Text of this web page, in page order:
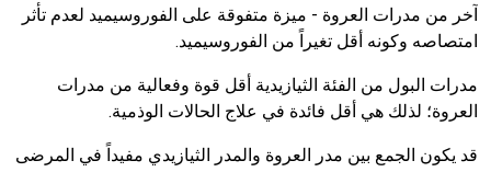
آخر من مدرات العروة - ميزة متفوقة على الفوروسيميد لعدم تأثر
امتصاصه وكونه أقل تغيراً من الفوروسيميد.
مدرات البول من الفئة الثيازيدية أقل قوة وفعالية من مدرات
العروة؛ لذلك هي أقل فائدة في علاج الحالات الوذمية.
قد يكون الجمع بين مدر العروة والمدر الثيازيدي مفيداً في المرضى